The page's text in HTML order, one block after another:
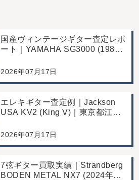
国産ヴィンテージギター査定レポ
ート｜YAMAHA SG3000 (1988
り店舗にて買取
2026年07月17日
エレキギター査定例｜Jackson
USA KV2 (King V)｜東京都江戸
2026年07月17日
7弦ギター買取実績｜Strandberg
BODEN METAL NX7 (2024年製)